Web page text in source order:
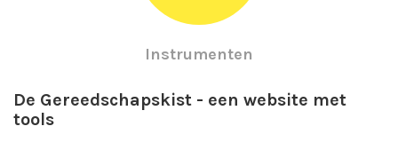
Instrumenten
De Gereedschapskist - een website met
tools